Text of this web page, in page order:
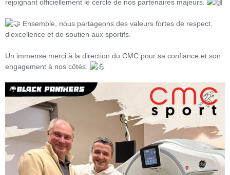
rejoignant officiellement le cercle de nos partenaires majeurs.
Ensemble, nous partageons des valeurs fortes de respect,
d’excellence et de soutien aux sportifs.
Un immense merci à la direction du CMC pour sa confiance et son
engagement à nos côtés.